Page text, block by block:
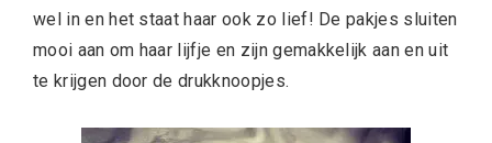
wel in en het staat haar ook zo lief! De pakjes sluiten
mooi aan om haar lijfje en zijn gemakkelijk aan en uit
te krijgen door de drukknoopjes.